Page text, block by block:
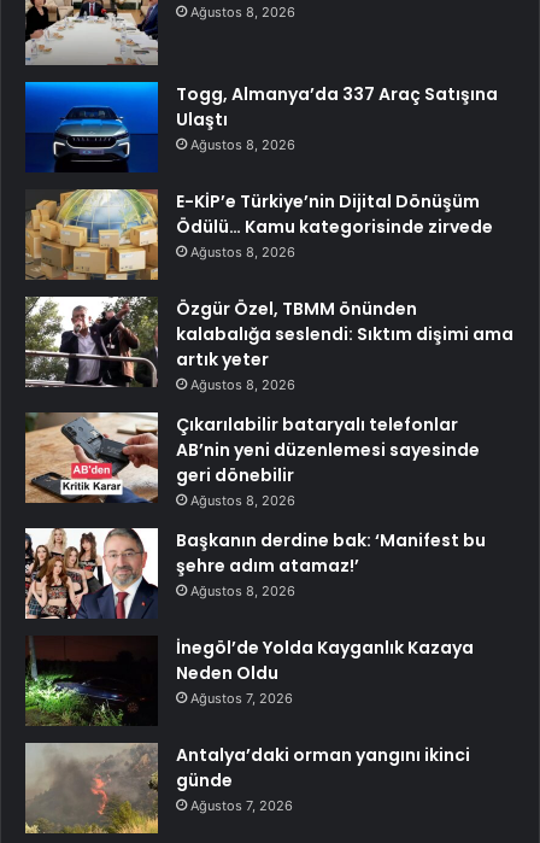
Ağustos 8, 2026
Togg, Almanya’da 337 Araç Satışına
Ulaştı
Ağustos 8, 2026
E-KİP’e Türkiye’nin Dijital Dönüşüm
Ödülü… Kamu kategorisinde zirvede
Ağustos 8, 2026
Özgür Özel, TBMM önünden
kalabalığa seslendi: Sıktım dişimi ama
artık yeter
Ağustos 8, 2026
Çıkarılabilir bataryalı telefonlar
AB’nin yeni düzenlemesi sayesinde
geri dönebilir
Ağustos 8, 2026
Başkanın derdine bak: ‘Manifest bu
şehre adım atamaz!’
Ağustos 8, 2026
İnegöl’de Yolda Kayganlık Kazaya
Neden Oldu
Ağustos 7, 2026
Antalya’daki orman yangını ikinci
günde
Ağustos 7, 2026